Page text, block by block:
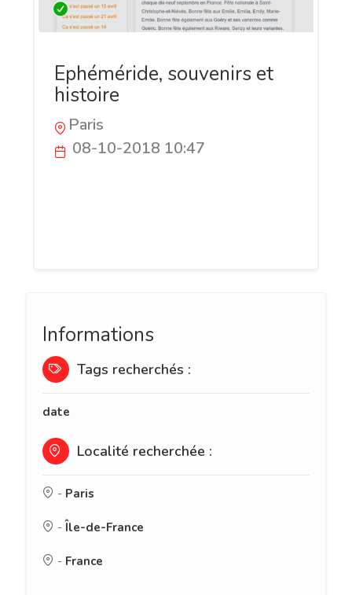
Ephéméride, souvenirs et
histoire
Paris
08-10-2018 10:47
Informations
Tags recherchés :
date
Localité recherchée :
- Paris
- Île-de-France
- France